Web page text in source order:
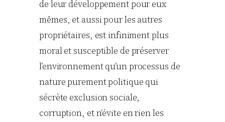
de leur développement pour eux
mêmes, et aussi pour les autres
propriétaires, est infiniment plus
moral et susceptible de préserver
l’environnement qu’un processus de
nature purement politique qui
sécrète exclusion sociale,
corruption, et n’évite en rien les